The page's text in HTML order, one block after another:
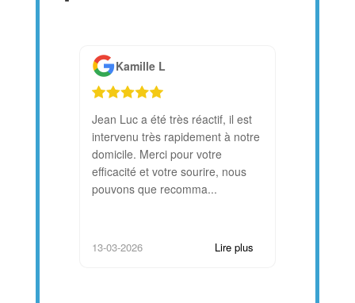
Kamille L
Jean Luc a été très réactif, il est
intervenu très rapidement à notre
domicile. Merci pour votre
efficacité et votre sourire, nous
pouvons que recomma...
13-03-2026 Lire plus